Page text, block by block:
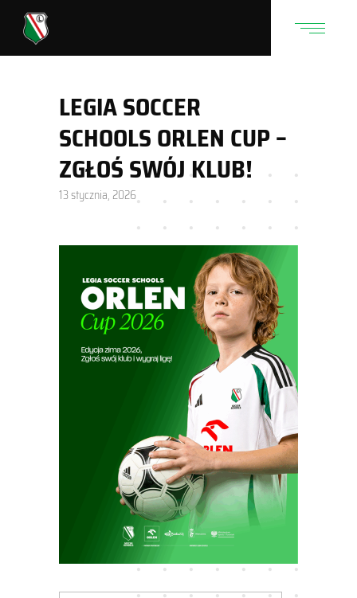
LEGIA SOCCER
SCHOOLS ORLEN CUP –
ZGŁOŚ SWÓJ KLUB!
13 stycznia, 2026